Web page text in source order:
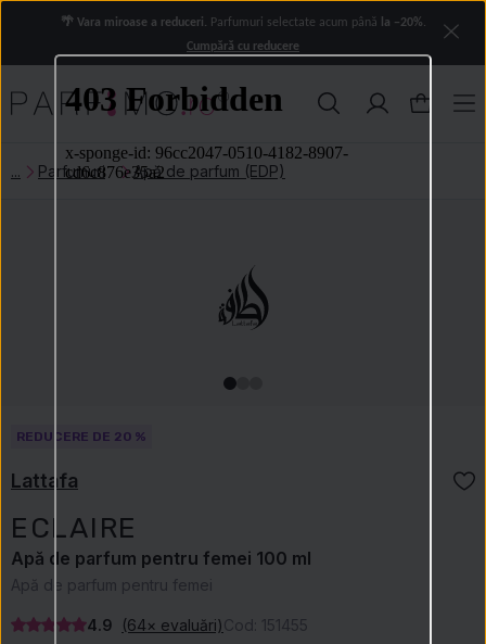
🌴 Vara miroase a reduceri. Parfumuri selectate acum până la −20%.
Cumpără cu reducere
Parfumuri Apă de parfum (EDP)
REDUCERE DE 20 %
Lattafa
ECLAIRE
Apă de parfum pentru femei 100 ml
Apă de parfum pentru femei
4.9 (64× evaluări)Cod: 151455